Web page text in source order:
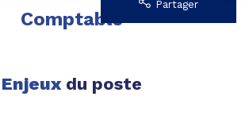
Comptable
Partager
Enjeux du poste